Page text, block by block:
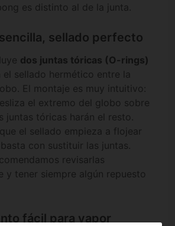
es distinto al de la junta.
sellado perfecto
dos juntas tóricas (O-rings)
el sellado hermético entre la
El montaje es muy intuitivo:
el extremo del globo sobre
juntas tóricas harán el resto.
el sellado empieza a flojear
con sustituir las juntas.
revisarlas
y tener siempre algún repuesto
fácil para vapor